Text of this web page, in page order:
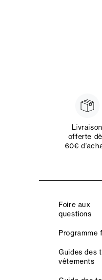
Livraison
offerte
60€
Foire aux
questions
Programme
Guides des
vêtements